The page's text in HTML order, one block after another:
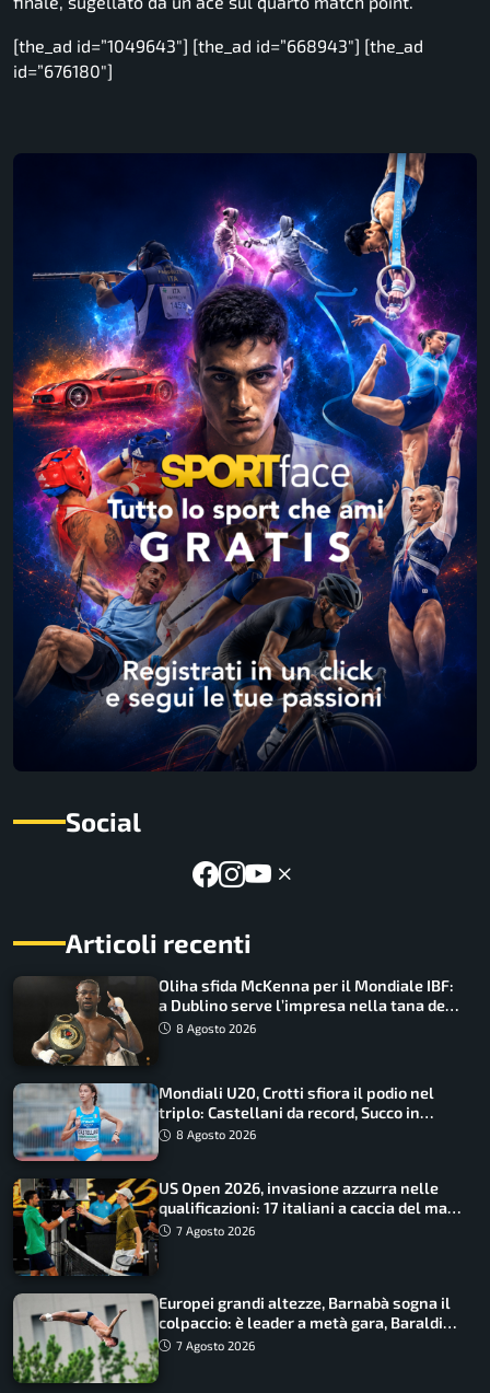
[the_ad id=”1049643″] [the_ad id=”668943″] [the_ad
id=”676180″]
Social
Articoli recenti
Oliha sfida McKenna per il Mondiale IBF:
a Dublino serve l’impresa nella tana del
lupo8 Agosto 2026
Mondiali U20, Crotti sfiora il podio nel
triplo: Castellani da record, Succo in
finale
8 Agosto 2026
US Open 2026, invasione azzurra nelle
qualificazioni: 17 italiani a caccia del main
draw7 Agosto 2026
Europei grandi altezze, Barnabà sogna il
colpaccio: è leader a metà gara, Baraldi
ancora in corsa
7 Agosto 2026